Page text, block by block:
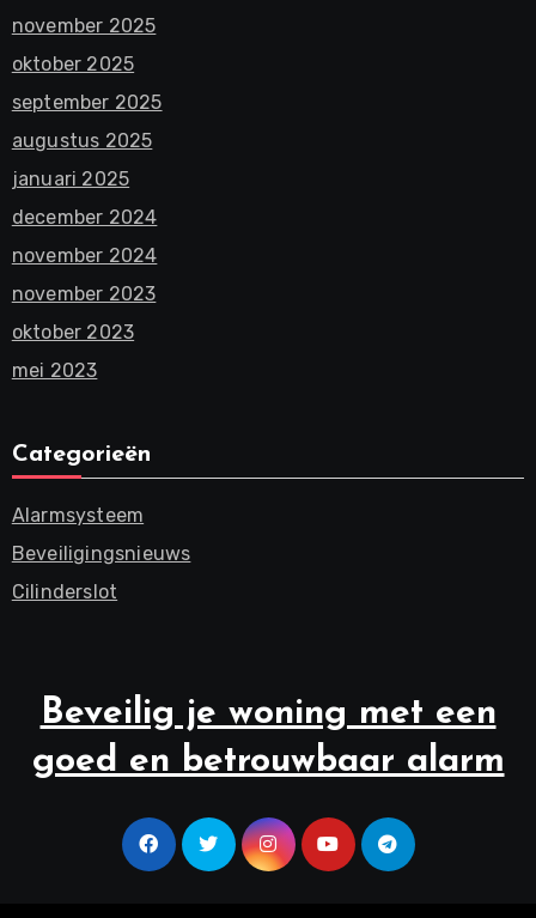
november 2025
oktober 2025
september 2025
augustus 2025
januari 2025
december 2024
november 2024
november 2023
oktober 2023
mei 2023
Categorieën
Alarmsysteem
Beveiligingsnieuws
Cilinderslot
Beveilig je woning met een
goed en betrouwbaar alarm